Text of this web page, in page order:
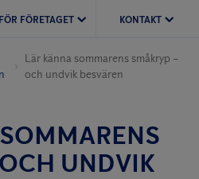
FÖR FÖRETAGET KONTAKT
Lär känna sommarens småkryp –
och undvik besvären
UNDVIK